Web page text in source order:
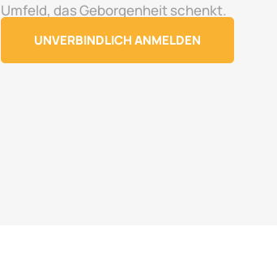
Umfeld, das Geborgenheit schenkt.
UNVERBINDLICH ANMELDEN